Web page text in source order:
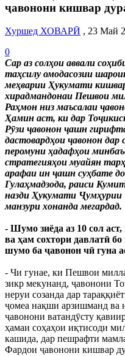
ҷавонони кишвар
Хуршед ХОВАРӢ , 23 Май
0
Сар аз солҳои аввали
таҳсилу омодасозии
меҳварии Ҳукумати
хирадмандонаи Пешвои
Раҳмон низ маъсалаи
Ҳамин аст, ки дар
Рӯзи ҷавонон ҷашн
дастовардҳои ҷавонон
перомуни ҳадафҳои
стратегияҳои муайян
арафаи ин ҷашн суҳбате
Гулаҳмадзода, раиси
назди Ҳукумати
манзури хонанда мегардад.
- Шумо зиёда аз 10 сол
ва ҳам сохтори давлатӣ
шумо ба ҷавонон чӣ гуна
- Чи гунае, ки Пешвои
зикр мекунанд, ҷавонони
неруи созанда дар
ҷомеа нақши арзишманд ва
ҷавонони ватандӯсту
ҳамаи соҳаҳои иқтисоди
кашида, дар пешрафти
Фардои ҷавонони кишвар